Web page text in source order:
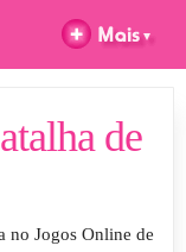
de
no Jogos Online de